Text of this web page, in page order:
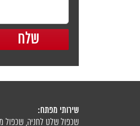
שירותי מפתח:
שכפול שלט לחניה, שכפול